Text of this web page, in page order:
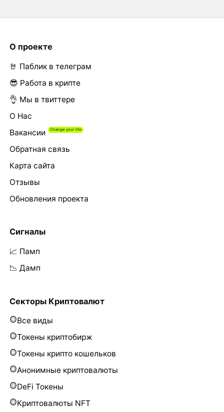
О проекте
🤘 Паблик в телеграм
😎 Работа в крипте
👌 Мы в твиттере
О Нас
Вакансии
Обратная связь
Карта сайта
Отзывы
Обновления проекта
Сигналы
📈 Памп
📉 Дамп
Секторы Криптовалют
Все виды
Токены криптобирж
Токены крипто кошельков
Анонимные криптовалюты
DeFi Токены
Криптовалюты NFT